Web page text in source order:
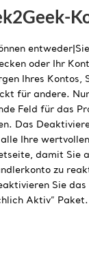
oder Ihr
Ihres Kontos,
für andere.
Feld für das
Das
Ihre
damit Sie
zu
Sie
Aktiv” Paket.